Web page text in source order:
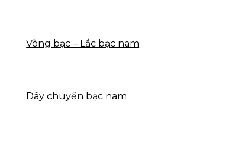
Vòng bạc – Lắc bạc nam
Dây chuyền bạc nam